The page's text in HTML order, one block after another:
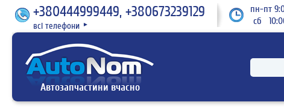
+380444999449, +380673239129
всі телефони ►
пн-пт
сб
Автозапчастини вчасно